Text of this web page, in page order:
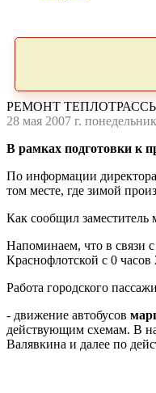
РЕМОНТ
28 мая 2007 г.
В рамках подготовки к
По информации директора
том месте, где зимой
Как сообщил заместитель
Напоминаем, что в связи
Краснофлотской с 0 часов
Работа городского
- движение автобусов
действующим схемам. В
Валявкина и далее по